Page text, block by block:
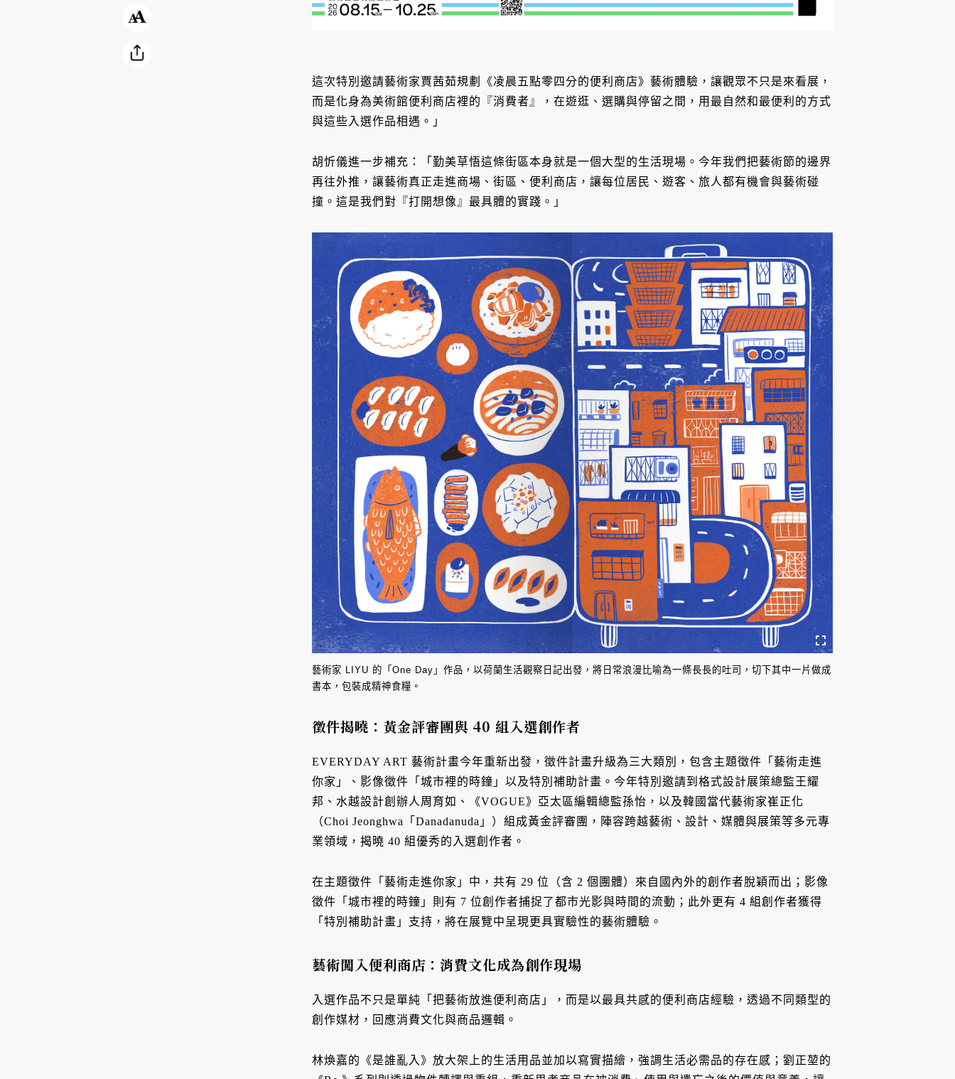
這次特別邀請藝術家賈茜茹規劃《凌晨五點零四分的便利商店》藝術體驗，讓觀眾不只是來看展，
而是化身為美術館便利商店裡的『消費者』，在遊逛、選購與停留之間，用最自然和最便利的方式
與這些入選作品相遇。」
胡忻儀進一步補充：「勤美草悟這條街區本身就是一個大型的生活現場。今年我們把藝術節的邊界
再往外推，讓藝術真正走進商場、街區、便利商店，讓每位居民、遊客、旅人都有機會與藝術碰
撞。這是我們對『打開想像』最具體的實踐。」
藝術家 LIYU 的「One Day」作品，以荷蘭生活觀察日記出發，將日常浪漫比喻為一條長長的吐司，切下其中一片做成
書本，包裝成精神食糧。
徵件揭曉：黃金評審團與 40 組入選創作者
EVERYDAY ART 藝術計畫今年重新出發，徵件計畫升級為三大類別，包含主題徵件「藝術走進
你家」、影像徵件「城市裡的時鐘」以及特別補助計畫。今年特別邀請到格式設計展策總監王耀
邦、水越設計創辦人周育如、《VOGUE》亞太區編輯總監孫怡，以及韓國當代藝術家崔正化
（Choi Jeonghwa「Danadanuda」）組成黃金評審團，陣容跨越藝術、設計、媒體與展策等多元專
業領域，揭曉 40 組優秀的入選創作者。
在主題徵件「藝術走進你家」中，共有 29 位（含 2 個團體）來自國內外的創作者脫穎而出；影像
徵件「城市裡的時鐘」則有 7 位創作者捕捉了都市光影與時間的流動；此外更有 4 組創作者獲得
「特別補助計畫」支持，將在展覽中呈現更具實驗性的藝術體驗。
藝術闖入便利商店：消費文化成為創作現場
入選作品不只是單純「把藝術放進便利商店」，而是以最具共感的便利商店經驗，透過不同類型的
創作媒材，回應消費文化與商品邏輯。
林煥嘉的《是誰亂入》放大架上的生活用品並加以寫實描繪，強調生活必需品的存在感；劉正堃的